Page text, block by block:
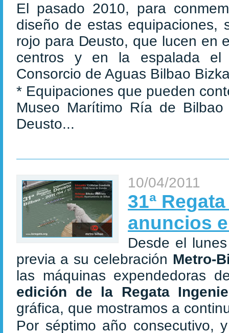
El pasado 2010, para
diseño de estas equipaciones,
rojo para Deusto, que lucen en
centros y en la espalada el
Consorcio de Aguas Bilbao
* Equipaciones que pueden
Museo Marítimo Ría de
Deusto...
10/04/2011
31ª
anuncios
Desde el
previa a su celebración Metro-
las máquinas expendedoras
edición de la Regata
gráfica, que mostramos a
Por séptimo año consecutivo,